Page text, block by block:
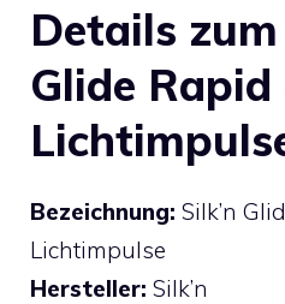
Details zum
Glide Rapid
Bezeichnung: Silk’n
Lichtimpulse
Hersteller: Silk’n